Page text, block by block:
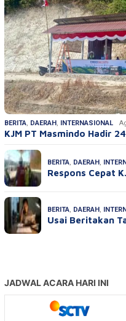
BERITA, DAERAH, INTERNASIONAL
KJM PT Masmindo Hadir
BERITA, DAERAH,
Respons Cepat
BERITA, DAERAH,
Usai Beritakan